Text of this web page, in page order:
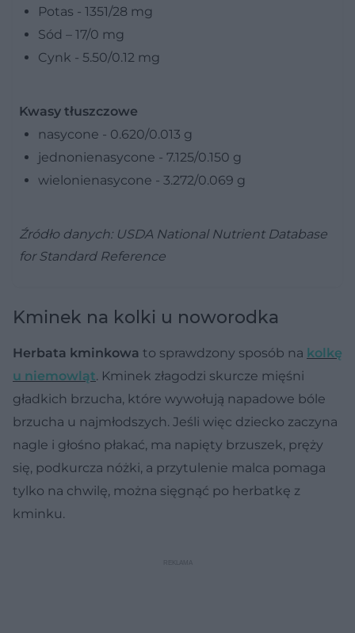
Potas - 1351/28 mg
Sód – 17/0 mg
Cynk - 5.50/0.12 mg
Kwasy tłuszczowe
nasycone - 0.620/0.013 g
jednonienasycone - 7.125/0.150 g
wielonienasycone - 3.272/0.069 g
Źródło danych: USDA National Nutrient Database
for Standard Reference
Kminek na kolki u noworodka
Herbata kminkowa to sprawdzony sposób na kolkę
u niemowląt. Kminek złagodzi skurcze mięśni
gładkich brzucha, które wywołują napadowe bóle
brzucha u najmłodszych. Jeśli więc dziecko zaczyna
nagle i głośno płakać, ma napięty brzuszek, pręży
się, podkurcza nóżki, a przytulenie malca pomaga
tylko na chwilę, można sięgnąć po herbatkę z
kminku.